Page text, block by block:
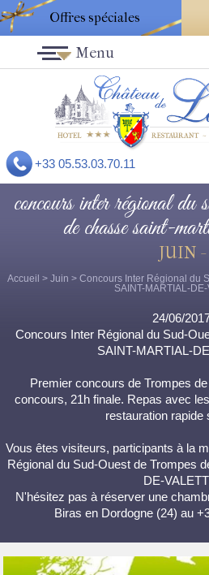
Offres spéciales
+33 05.53.03.70.11
Menu
concours inter régional du
de chasse saint-
JUIN -
Accueil > Juin > Concours Inter Régional du
SAINT-MARTIAL-
24/06/
Concours Inter Régional du Sud-
SAINT-MARTIAL-
Premier concours de Trompes
concours, 21h finale. Repas avec
restauration rapide
Vous êtes visiteurs, participants à la
Régional du Sud-Ouest de Trompes
DE-
N'hésitez pas à réserver une
Biras en Dordogne (24) au